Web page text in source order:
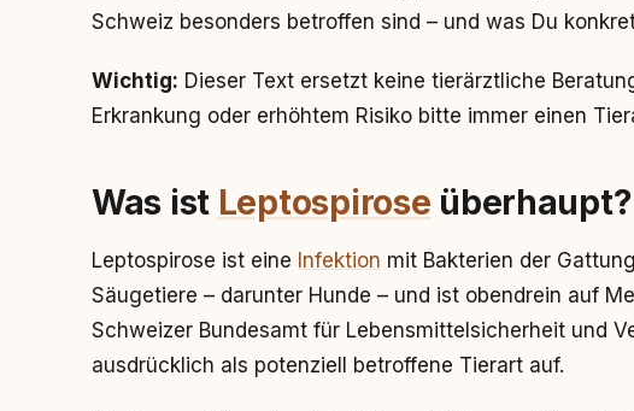
Schweiz besonders betroffen sind – und was Du
Wichtig: Dieser Text ersetzt keine tierärztliche
Erkrankung oder erhöhtem Risiko bitte immer einen
Was ist Leptospirose überhaupt?
Leptospirose ist eine Infektion mit Bakterien der
Säugetiere – darunter Hunde – und ist obendrein auf
Schweizer Bundesamt für Lebensmittelsicherheit und
ausdrücklich als potenziell betroffene Tierart auf.